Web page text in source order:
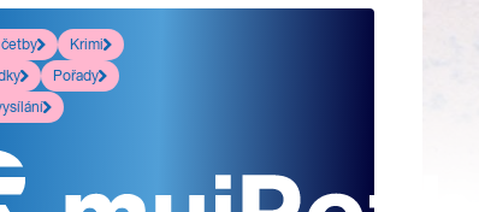
četby
Krimi
Pořady